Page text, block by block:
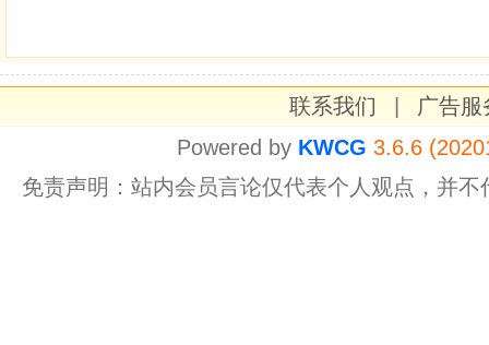
联系我们
广告服
Powered by KWCG 3.6.6
免责声明：站内会员言论仅代表个人观点，并